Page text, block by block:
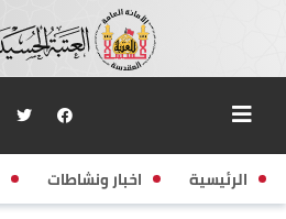
الرئيسية اخبار ونشاطات